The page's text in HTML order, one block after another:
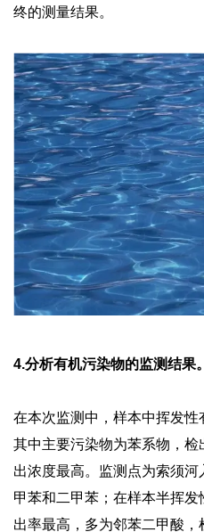
终的测量结果。
4.分析有机污染物的监测结果。
在本次监测中，样本中挥发性
其中主要污染物为苯系物，
出浓度最高。监测点为索须
甲苯和二甲苯；在样本半挥
出率最高，多为邻苯二甲酸